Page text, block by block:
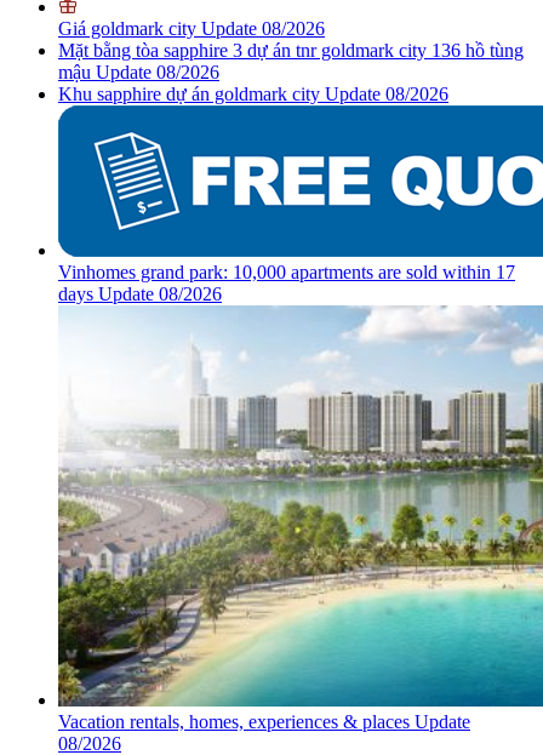
Giá goldmark city Update 08/2026
Mặt bằng tòa sapphire 3 dự án tnr goldmark city 136 hồ tùng
mậu Update 08/2026
Khu sapphire dự án goldmark city Update 08/2026
Vinhomes grand park: 10,000 apartments are sold within 17
days Update 08/2026
Vacation rentals, homes, experiences & places Update
08/2026